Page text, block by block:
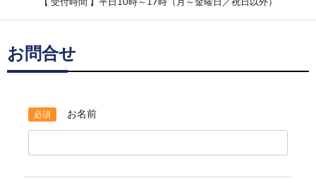
【 受付時間 】平日10時～17時（月～金曜日／祝日以外）
お問合せ
お名前